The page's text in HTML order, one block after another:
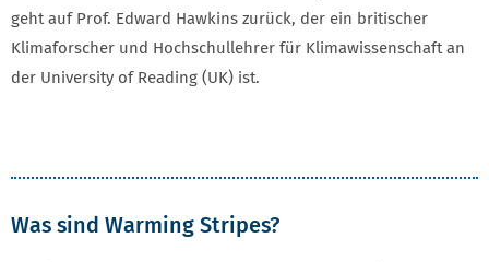
geht auf Prof. Edward Hawkins zurück, der ein britischer
Klimaforscher und Hochschullehrer für Klimawissenschaft an
der University of Reading (UK) ist.
Was sind Warming Stripes?